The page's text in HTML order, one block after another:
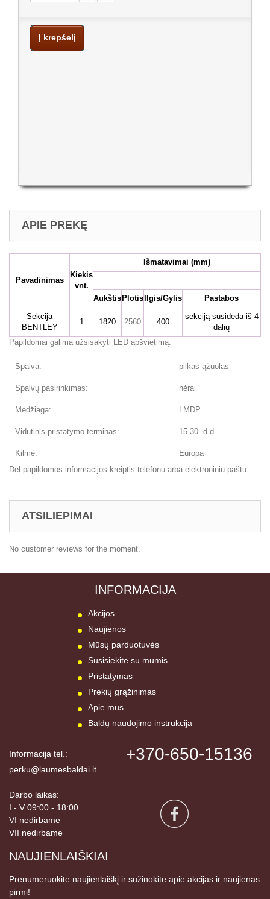
Į krepšelį
APIE PREKĘ
Pavadinimas
Kiekis
vnt.
Išmatavimai (mm)
Aukštis Plotis Ilgis/Gylis
Pastabos
Sekcija
BENTLEY
1 1820 2560 400
sekciją susideda iš 4
dalių
Papildomai galima užsisakyti LED apšvietimą.
Spalva: pilkas ąžuolas
Spalvų pasirinkimas: nėra
Medžiaga: LMDP
Vidutinis pristatymo terminas: 15-30 d.d
Kilmė:
Europa
Dėl papildomos informacijos kreiptis telefonu arba elektroniniu paštu.
ATSILIEPIMAI
No customer reviews for the moment.
INFORMACIJA
Akcijos
Naujienos
Mūsų parduotuvės
Susisiekite su mumis
Pristatymas
Prekių grąžinimas
Apie mus
Baldų naudojimo instrukcija
Informacija tel.: +370-650-15136
perku@laumesbaldai.lt
Darbo laikas:
I - V 09:00 - 18:00
VI nedirbame
VII nedirbame
NAUJIENLAIŠKIAI
Prenumeruokite naujienlaiškį ir sužinokite apie akcijas ir naujienas
pirmi!